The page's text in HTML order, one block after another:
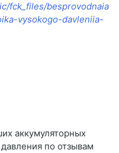
fck_files/besprovodnaia
vysokogo-davleniia-
аккумуляторных
по отзывам